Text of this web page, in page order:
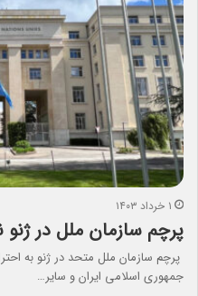
۱ خرداد ۱۴۰۳
پرچم سازمان ملل در ژنو
پرچم سازمان ملل متحد در ژنو به
جمهوری اسلامی ایران و سایر…